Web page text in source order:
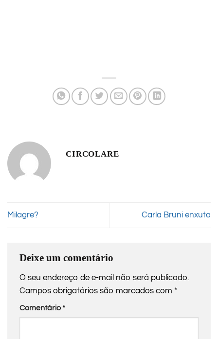
CIRCOLARE
Milagre? Carla Bruni enxuta
Deixe um comentário
O seu endereço de e-mail não será publicado.
Campos obrigatórios são marcados com *
Comentário*